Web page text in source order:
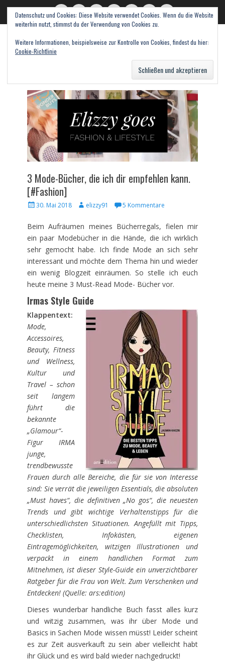
TwitterE-
Mail
Feed WordPress
PinterestInstagramWebseite
read books and fall in love
3 Mode-Bücher, die ich dir empfehlen kann.
[#Fashion]
Veröffentlicht
30. Mai 2018 Autorelizzy91 5 Kommentare
Beim Aufräumen meines Bücherregals, fielen mir
ein paar Modebücher in die Hände, die ich wirklich
sehr gemocht habe. Ich finde Mode an sich sehr
interessant und möchte dem Thema hin und wieder
ein wenig Blogzeit einräumen. So stelle ich euch
heute meine 3 Must-Read Mode- Bücher vor.
Irmas Style Guide
Klappentext:
Mode,
Accessoires,
Beauty, Fitness
und Wellness,
Kultur und
Travel – schon
seit langem
führt die
bekannte
„Glamour“-
Figur IRMA
junge,
trendbewusste
Frauen durch alle Bereiche, die für sie von Interesse
sind: Sie verrät die jeweiligen Essentials, die absoluten
„Must haves“, die definitiven „No gos“, die neuesten
Trends und gibt wichtige Verhaltenstipps für die
unterschiedlichsten Situationen. Angefüllt mit Tipps,
Checklisten, Infokästen, eigenen
Eintragemöglichkeiten, witzigen Illustrationen und
verpackt in einem handlichen Format zum
Mitnehmen, ist dieser Style-Guide ein unverzichtbarer
Ratgeber für die Frau von Welt. Zum Verschenken und
Entdecken! (Quelle: ars:edition)
Dieses wunderbar handliche Buch fasst alles kurz
und witzig zusammen, was ihr über Mode und
Basics in Sachen Mode wissen müsst! Leider scheint
es zur Zeit ausverkauft zu sein aber vielleicht habt
ihr Glück und es wird bald wieder nachgedruckt!
Datenschutz und Cookies: Diese Website verwendet Cookies. Wenn du die Website
weiterhin nutzt, stimmst du der Verwendung von Cookies zu.
Weitere Informationen, beispielsweise zur Kontrolle von Cookies, findest du hier:
Cookie-Richtlinie